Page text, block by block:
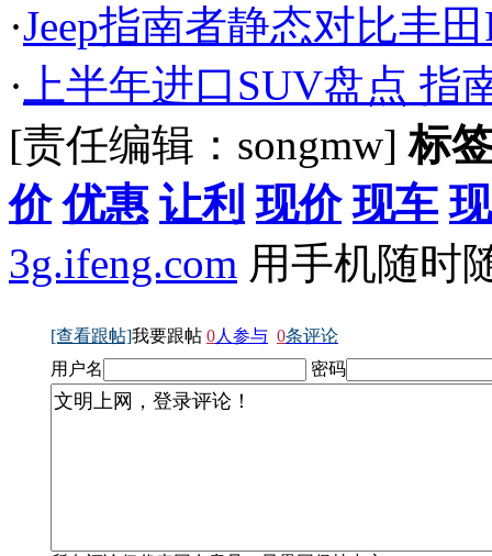
·Jeep指南者静态对比丰
· 上半年进口SUV盘点
[责任编辑：songmw]标
价 优惠 让利 现价 现车
3g.ifeng.com 用手机随时
[查看跟帖]我要跟帖 0人参与 0条评论
用户名
密码